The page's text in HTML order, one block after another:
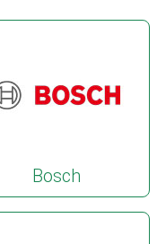
Bosch